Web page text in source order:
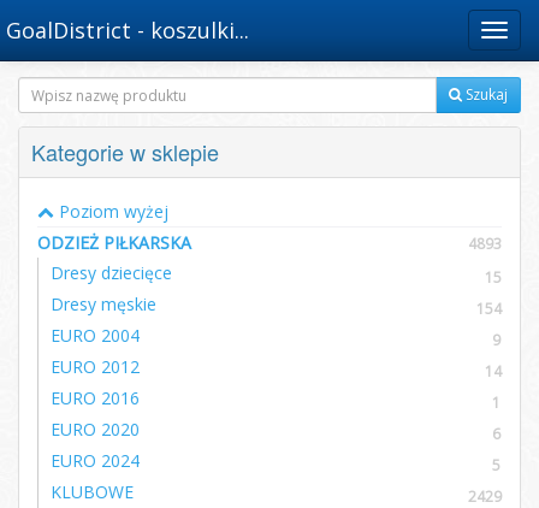
Menu
GoalDistrict - koszulki...
Szukaj
Kategorie w sklepie
Poziom wyżej
ODZIEŻ PIŁKARSKA
4893
Dresy dziecięce 15
Dresy męskie 154
EURO 2004 9
EURO 2012 14
EURO 2016 1
EURO 2020 6
EURO 2024 5
KLUBOWE 2429